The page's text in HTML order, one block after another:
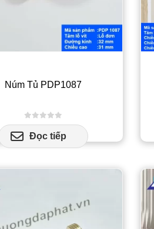
Núm Tủ PDP1087
0out of 5
Đọc tiếp